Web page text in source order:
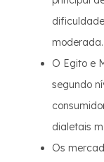
moderada.
O Egito e
segundo
dialetais
Os